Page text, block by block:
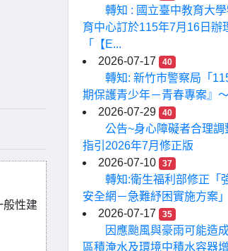
般性建
轉知 : 國立臺中教育大
育中心訂於115年7月16日辦
「【E...
2026-07-17
40
轉知: 新竹市警察局「
期保護青少年－青春專案』
2026-07-29
40
公告~身心障礙者合理調
指引2026年7月修正版
2026-07-10
37
轉知:衛生福利部修正「
安全網－急難紓困實施方案」
2026-07-17
35
因應颱風與豪雨可能造
區積淹水及環境中積水容器